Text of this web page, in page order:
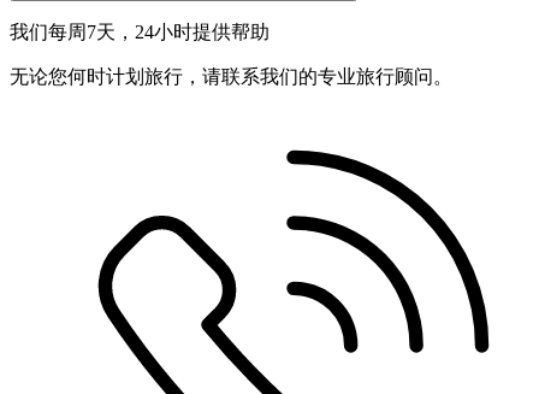
我们每周7天，24小时提供帮助
无论您何时计划旅行，请联系我们的专业旅行顾问。